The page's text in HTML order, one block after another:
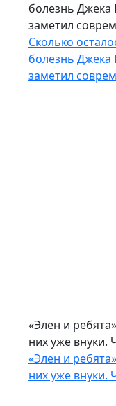
болезнь
заметил
Сколько
болезнь
заметил
«Элен и
них уже внуки.
«Элен и
них уже внуки.